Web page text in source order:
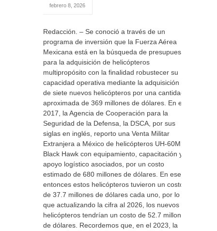
febrero 8, 2026
Redacción. – Se conoció a través de un
programa de inversión que la Fuerza Aérea
Mexicana está en la búsqueda de presupuesto
para la adquisición de helicópteros
multipropósito con la finalidad robustecer su
capacidad operativa mediante la adquisición
de siete nuevos helicópteros por una cantidad
aproximada de 369 millones de dólares. En el
2017, la Agencia de Cooperación para la
Seguridad de la Defensa, la DSCA, por sus
siglas en inglés, reporto una Venta Militar
Extranjera a México de helicópteros UH-60M
Black Hawk con equipamiento, capacitación y
apoyo logístico asociados, por un costo
estimado de 680 millones de dólares. En ese
entonces estos helicópteros tuvieron un costo
de 37.7 millones de dólares cada uno, por lo
que actualizando la cifra al 2026, los nuevos
helicópteros tendrían un costo de 52.7 millones
de dólares. Recordemos que, en el 2023, la